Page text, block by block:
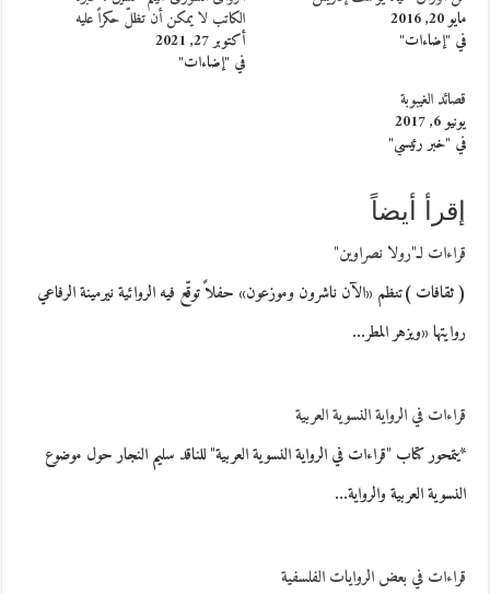
مايو 20, 2016
في "إضاءات"
الكاتب لا يمكن أن تظلّ حكراً عليه
أكتوبر 27, 2021
في "إضاءات"
قصائد‭ ‬الغيبوبة
يونيو 6, 2017
في "خبر رئيسي"
إقرأ أيضاً
قراءات لـ"رولا نصراوين"
( ثقافات )تنظم «الآن ناشرون وموزعون» حفلاً توقّع فيه الروائية نيرمينة الرفاعي
روايتها «ويزهر المطر…
قراءات في الرواية النسوية العربية
*يتمحور كتاب "قراءات في الرواية النسوية العربية" للناقد سليم النجار حول موضوع
النسوية العربية والرواية…
قراءات في بعض الروايات الفلسفية